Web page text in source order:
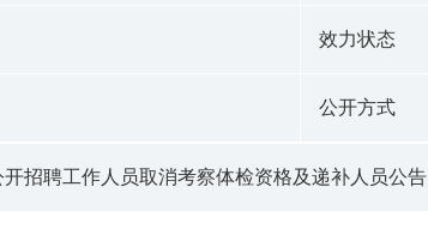
效力状态
公开方式
开招聘工作人员取消考察体检资格及递补人员公告